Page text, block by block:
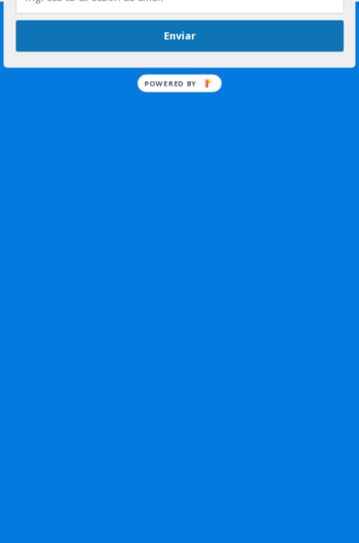
Enviar
POWERED BY